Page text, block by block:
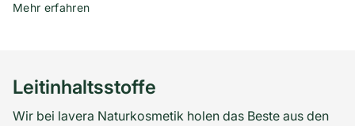
Lidfalte abzusetzen. Die Formel mit hochwertigen
Entdecke die 4 Satin-Nuancen der lavera Signature
Colour Eyeshadows!
Mehr erfahren
Leitinhaltsstoffe
Wir bei lavera Naturkosmetik holen das Beste aus den